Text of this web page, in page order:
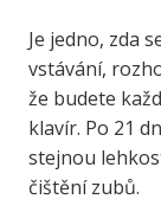
Je jedno, zda
vstávání,
že budete
klavír. Po 21
stejnou
čištění zubů.